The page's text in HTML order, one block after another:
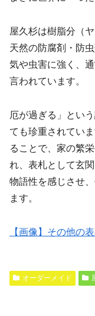
屋久杉は樹脂分（
天然の防腐剤・防
気や虫害に強く、
言われています。
厄が過ぎる」とい
ても珍重されてい
ることで、家の繁
れ、表札として玄
物語性を感じさせ
ます。
【画像】その他の
オーダーメイド